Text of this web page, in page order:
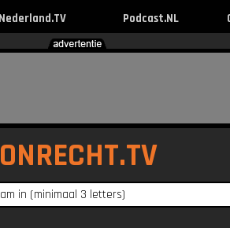
Nederland.TV Podcast.NL
ONRECHT.TV